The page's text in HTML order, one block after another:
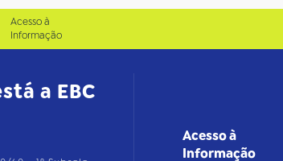
Acesso à
Informação
a EBC
Acesso à
Informação